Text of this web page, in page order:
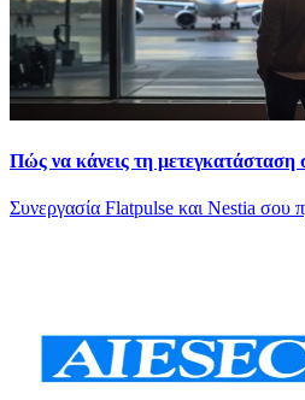
Πώς να κάνεις τη
Συνεργασία Flatpulse και Nestia σου